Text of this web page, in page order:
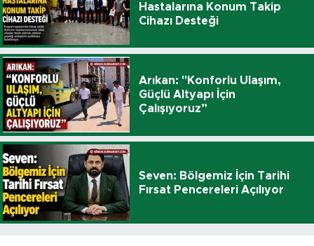
Hastalarına Konum Takip
Cihazı Desteği
Arıkan: "Konforlu Ulaşım,
Güçlü Altyapı İçin
Çalışıyoruz”
Seven: Bölgemiz İçin Tarihi
Fırsat Pencereleri Açılıyor